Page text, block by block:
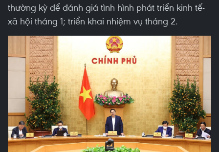
thường kỳ để đánh giá tình hình phát triển kinh tế-
xã hội tháng 1; triển khai nhiệm vụ tháng 2.